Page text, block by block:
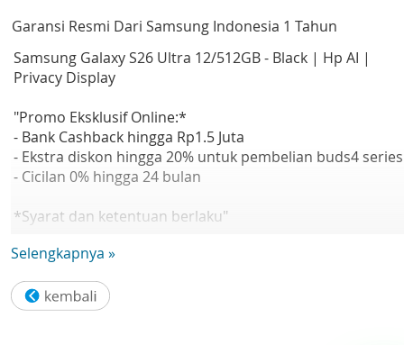
Garansi Resmi Dari Samsung Indonesia 1 Tahun
Samsung Galaxy S26 Ultra 12/512GB - Black | Hp AI |
Privacy Display
"Promo Eksklusif Online:*
- Bank Cashback hingga Rp1.5 Juta
- Ekstra diskon hingga 20% untuk pembelian buds4 series
- Cicilan 0% hingga 24 bulan
*Syarat dan ketentuan berlaku"
"Samsung Galaxy S26 Ultra: Smartphone dengan privacy
galaxy AI yang praktis.
Selengkapnya »